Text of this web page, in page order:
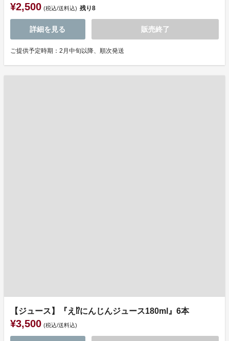
¥2,500 (税込/送料込) 残り8
詳細を見る 販売終了
ご提供予定時期：2月中旬以降、順次発送
【ジュース】『え⁉にんじんジュース180ml』6本
¥3,500 (税込/送料込)